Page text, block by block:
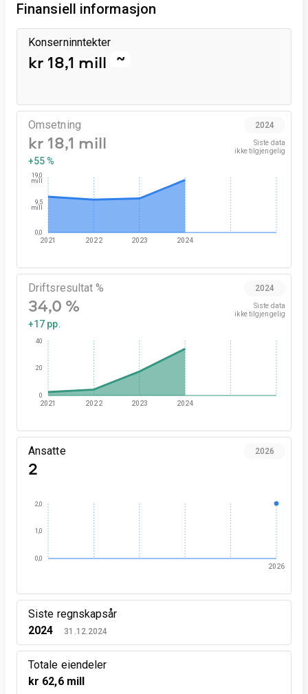
Finansiell informasjon
Konserninntekter
kr 18,1 mill ~
Omsetning
kr 18,1 mill
+55 %
2024
Siste data
ikke tilgjengelig
2021 2022 2023 2024
0,0
9,5
mill
19,0
mill
Driftsresultat %
34,0 %
+17 pp.
2024
Siste data
ikke tilgjengelig
2021 2022 2023 2024
0
20
40
Ansatte
2
2026
2026
0,0
1,0
2,0
Siste regnskapsår
2024
31.12.2024
Totale eiendeler
kr 62,6 mill